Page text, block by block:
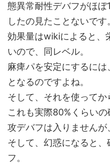
態異常耐性デバフがほ
したの見たことないです
効果量はwikiによると、
いので、同レベル。
麻痺パを安定にするに
となるのですよね。
そして、それを使ってか
これも実際80%くらいの
攻デバフは入りませんが
そして、幻惑になると
フ。